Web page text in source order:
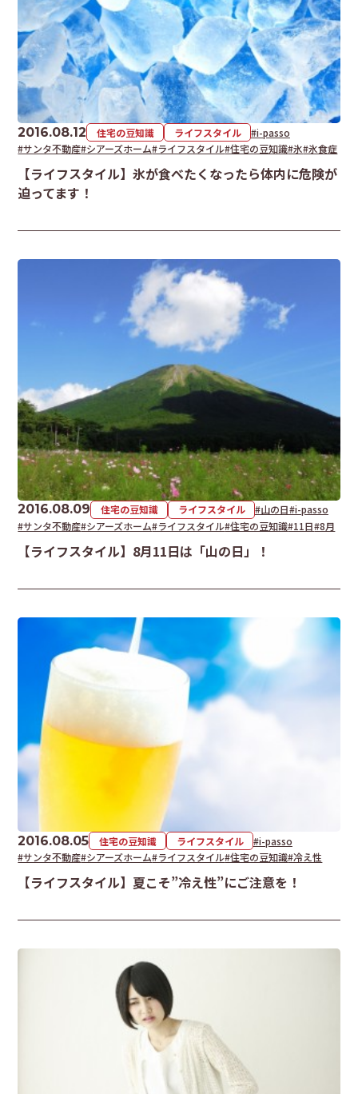
2016.08.12 住宅の豆知識 ライフスタイル
#i-passo
#サンタ不動産#シアーズホーム#ライフスタイル#住宅の豆知識#氷#氷食症
【ライフスタイル】氷が食べたくなったら体内に危険が
迫ってます！
2016.08.09 住宅の豆知識 ライフスタイル #山の日#i-passo
#サンタ不動産#シアーズホーム#ライフスタイル#住宅の豆知識#11日#8月
【ライフスタイル】8月11日は「山の日」！
2016.08.05 住宅の豆知識 ライフスタイル
#i-passo
#サンタ不動産#シアーズホーム#ライフスタイル#住宅の豆知識#冷え性
【ライフスタイル】夏こそ”冷え性”にご注意を！